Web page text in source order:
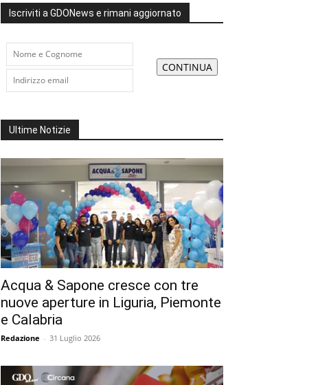
Iscriviti a GDONews e rimani aggiornato
Ultime Notizie
Acqua & Sapone cresce con tre
nuove aperture in Liguria, Piemonte
e Calabria
Redazione - 31 Luglio 2026